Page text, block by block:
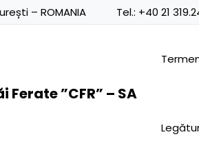
– ROMANIA Tel.: +40 21
”CFR” – SA